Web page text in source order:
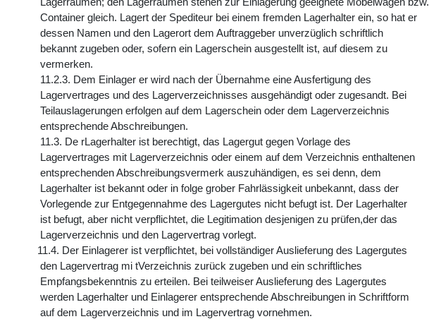
Container gleich. Lagert der Spediteur bei einem fremden Lagerhalter ein, so hat er
dessen Namen und den Lagerort dem Auftraggeber unverzüglich schriftlich
bekannt zugeben oder, sofern ein Lagerschein ausgestellt ist, auf diesem zu
vermerken.
11.2.3. Dem Einlager er wird nach der Übernahme eine Ausfertigung des
Lagervertrages und des Lagerverzeichnisses ausgehändigt oder zugesandt. Bei
Teilauslagerungen erfolgen auf dem Lagerschein oder dem Lagerverzeichnis
entsprechende Abschreibungen.
11.3. De rLagerhalter ist berechtigt, das Lagergut gegen Vorlage des
Lagervertrages mit Lagerverzeichnis oder einem auf dem Verzeichnis enthaltenen
entsprechenden Abschreibungsvermerk auszuhändigen, es sei denn, dem
Lagerhalter ist bekannt oder in folge grober Fahrlässigkeit unbekannt, dass der
Vorlegende zur Entgegennahme des Lagergutes nicht befugt ist. Der Lagerhalter
ist befugt, aber nicht verpflichtet, die Legitimation desjenigen zu prüfen,der das
Lagerverzeichnis und den Lagervertrag vorlegt.
11.4. Der Einlagerer ist verpflichtet, bei vollständiger Auslieferung des Lagergutes
den Lagervertrag mi tVerzeichnis zurück zugeben und ein schriftliches
Empfangsbekenntnis zu erteilen. Bei teilweiser Auslieferung des Lagergutes
werden Lagerhalter und Einlagerer entsprechende Abschreibungen in Schriftform
auf dem Lagerverzeichnis und im Lagervertrag vornehmen.